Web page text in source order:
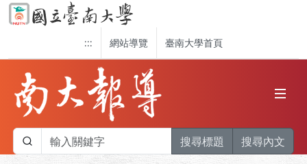
::: 網站導覽 臺南大學首頁
搜尋標題 搜尋內文